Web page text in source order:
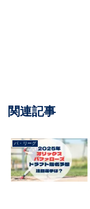
関連記事
パ・リーグ